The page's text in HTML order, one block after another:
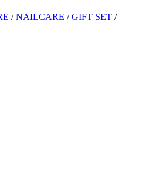
/NAILCARE /GIFT SET /